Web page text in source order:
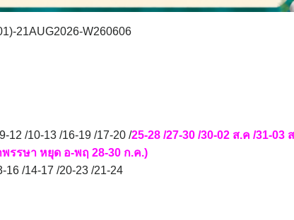
21AUG2026-W260606
/10-13 /16-19 /17-20 /25-28 /27-30 /30-02 ส.ค /31-
รรษา หยุด อ-พฤ 28-30 ก.ค.)
/14-17 /20-23 /21-24